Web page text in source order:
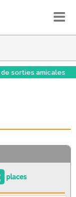
de sorties amicales